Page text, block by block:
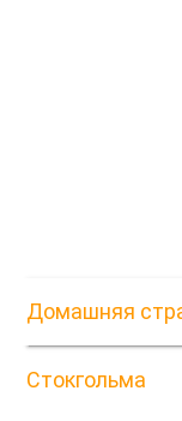
Домашняя
Стокгольма